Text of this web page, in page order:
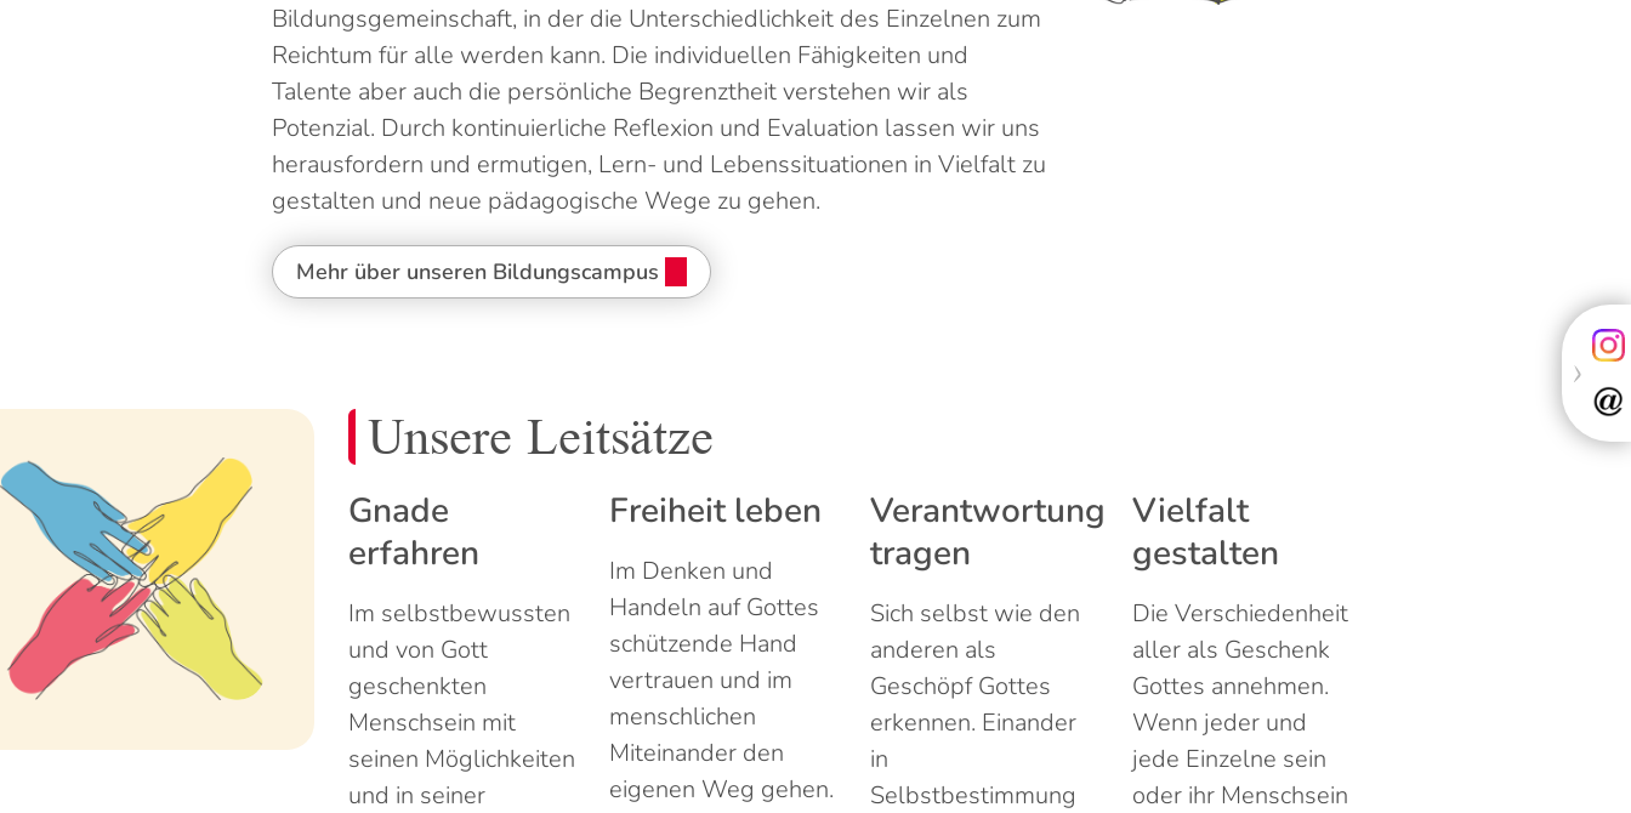
Bildungsgemeinschaft, in der die Unterschiedlichkeit des Einzelnen zum
Reichtum für alle werden kann. Die individuellen Fähigkeiten und
Talente aber auch die persönliche Begrenztheit verstehen wir als
Potenzial. Durch kontinuierliche Reflexion und Evaluation lassen wir uns
herausfordern und ermutigen, Lern- und Lebenssituationen in Vielfalt zu
gestalten und neue pädagogische Wege zu gehen.
Mehr über unseren Bildungscampus
Unsere Leitsätze
Gnade
erfahren
Im selbstbewussten
und von Gott
geschenkten
Menschsein mit
seinen Möglichkeiten
und in seiner
Freiheit leben
Im Denken und
Handeln auf Gottes
schützende Hand
vertrauen und im
menschlichen
Miteinander den
eigenen Weg gehen.
Verantwortung
tragen
Sich selbst wie den
anderen als
Geschöpf Gottes
erkennen. Einander
in
Selbstbestimmung
Vielfalt
gestalten
Die Verschiedenheit
aller als Geschenk
Gottes annehmen.
Wenn jeder und
jede Einzelne sein
oder ihr Menschsein